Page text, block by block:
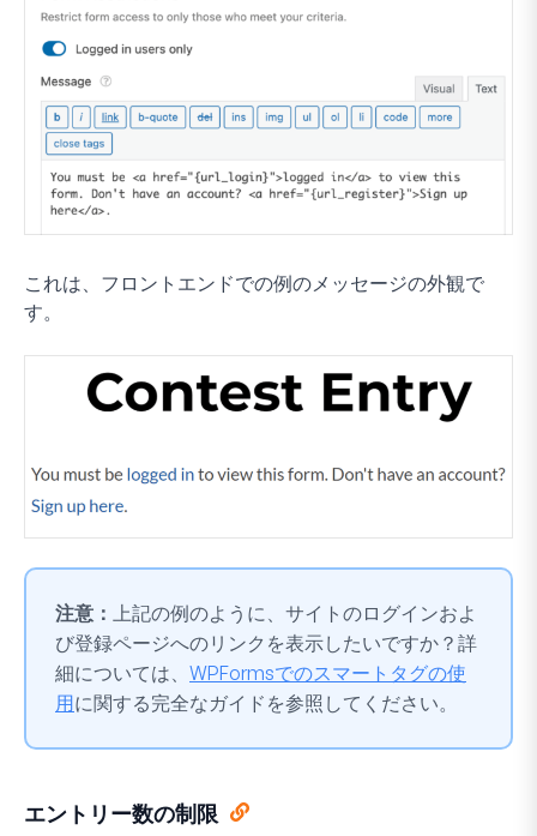
これは、フロントエンドでの例のメッセージの外観で
す。
注意：
上記の例のように、サイトのログインおよ
び登録ページへのリンクを表示したいですか？詳
細については、 WPFormsでのスマートタグの使
用に関する完全なガイドを参照してください。
エントリー数の制限